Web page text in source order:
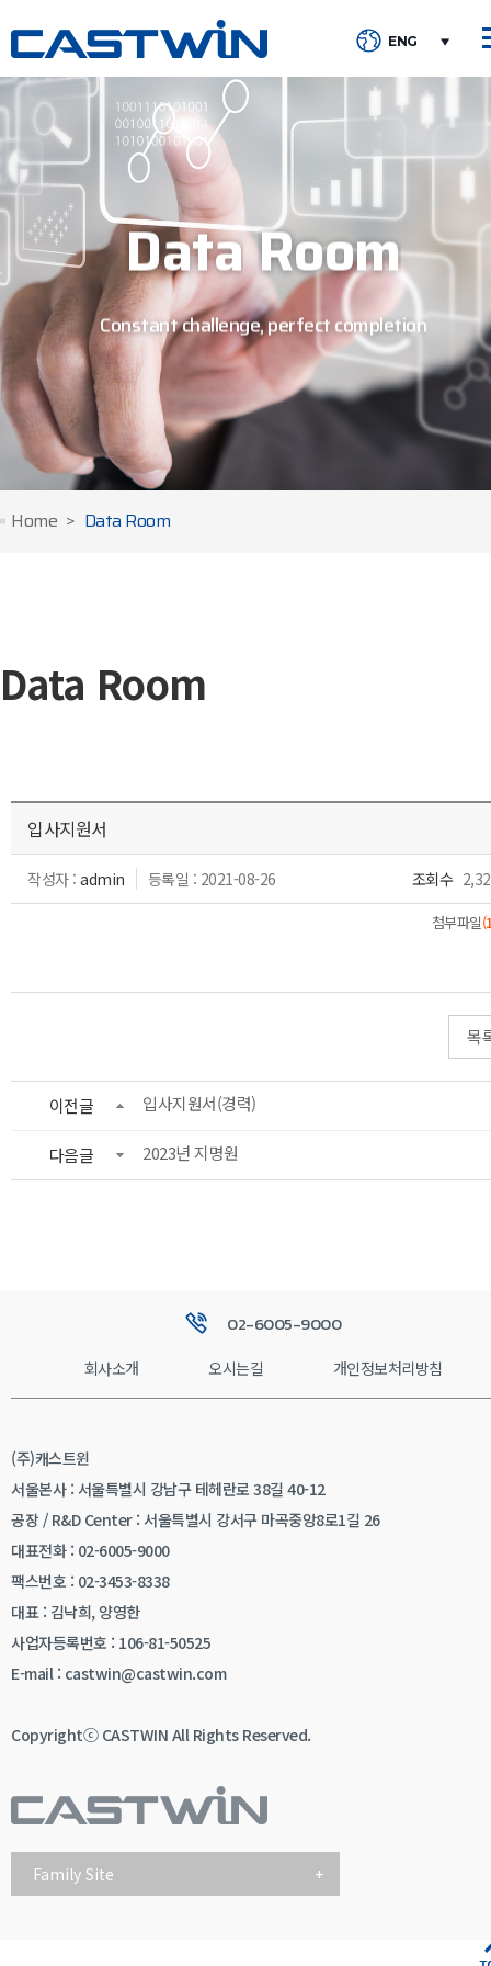
ENG
DataRoom
Constant challenge, perfect completion
Home Data Room
Data Room
입사지원서
작성자 : admin 등록일 : 2021-08-26 조회수
첨부파일(
목
이전글 입사지원서(경력)
다음글 2023년 지명원
02-6005-9000
회사소개 오시는길 개인정보처리방침
(주)캐스트윈
서울본사 : 서울특별시 강남구 테헤란로 38길 40-12
공장 / R&D Center : 서울특별시 강서구 마곡중앙8로1길 26
대표전화 : 02-6005-9000
팩스번호 : 02-3453-8338
대표 : 김낙희, 양영한
사업자등록번호 : 106-81-50525
E-mail : castwin@castwin.com
Copyrightⓒ CASTWIN All Rights Reserved.
Family Site +